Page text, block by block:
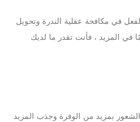
في مكافحة عقلية الندرة وتحويل
في المزيد ، فأنت تقدر ما لديك
بمزيد من الوفرة وجذب المزيد